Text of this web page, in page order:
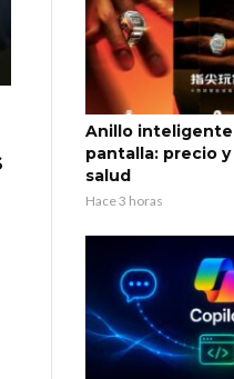
Anillo inteligente
pantalla: precio
salud
Hace 3 horas